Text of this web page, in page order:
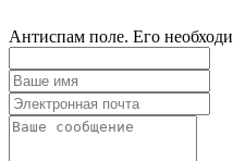
Антиспам поле. Его